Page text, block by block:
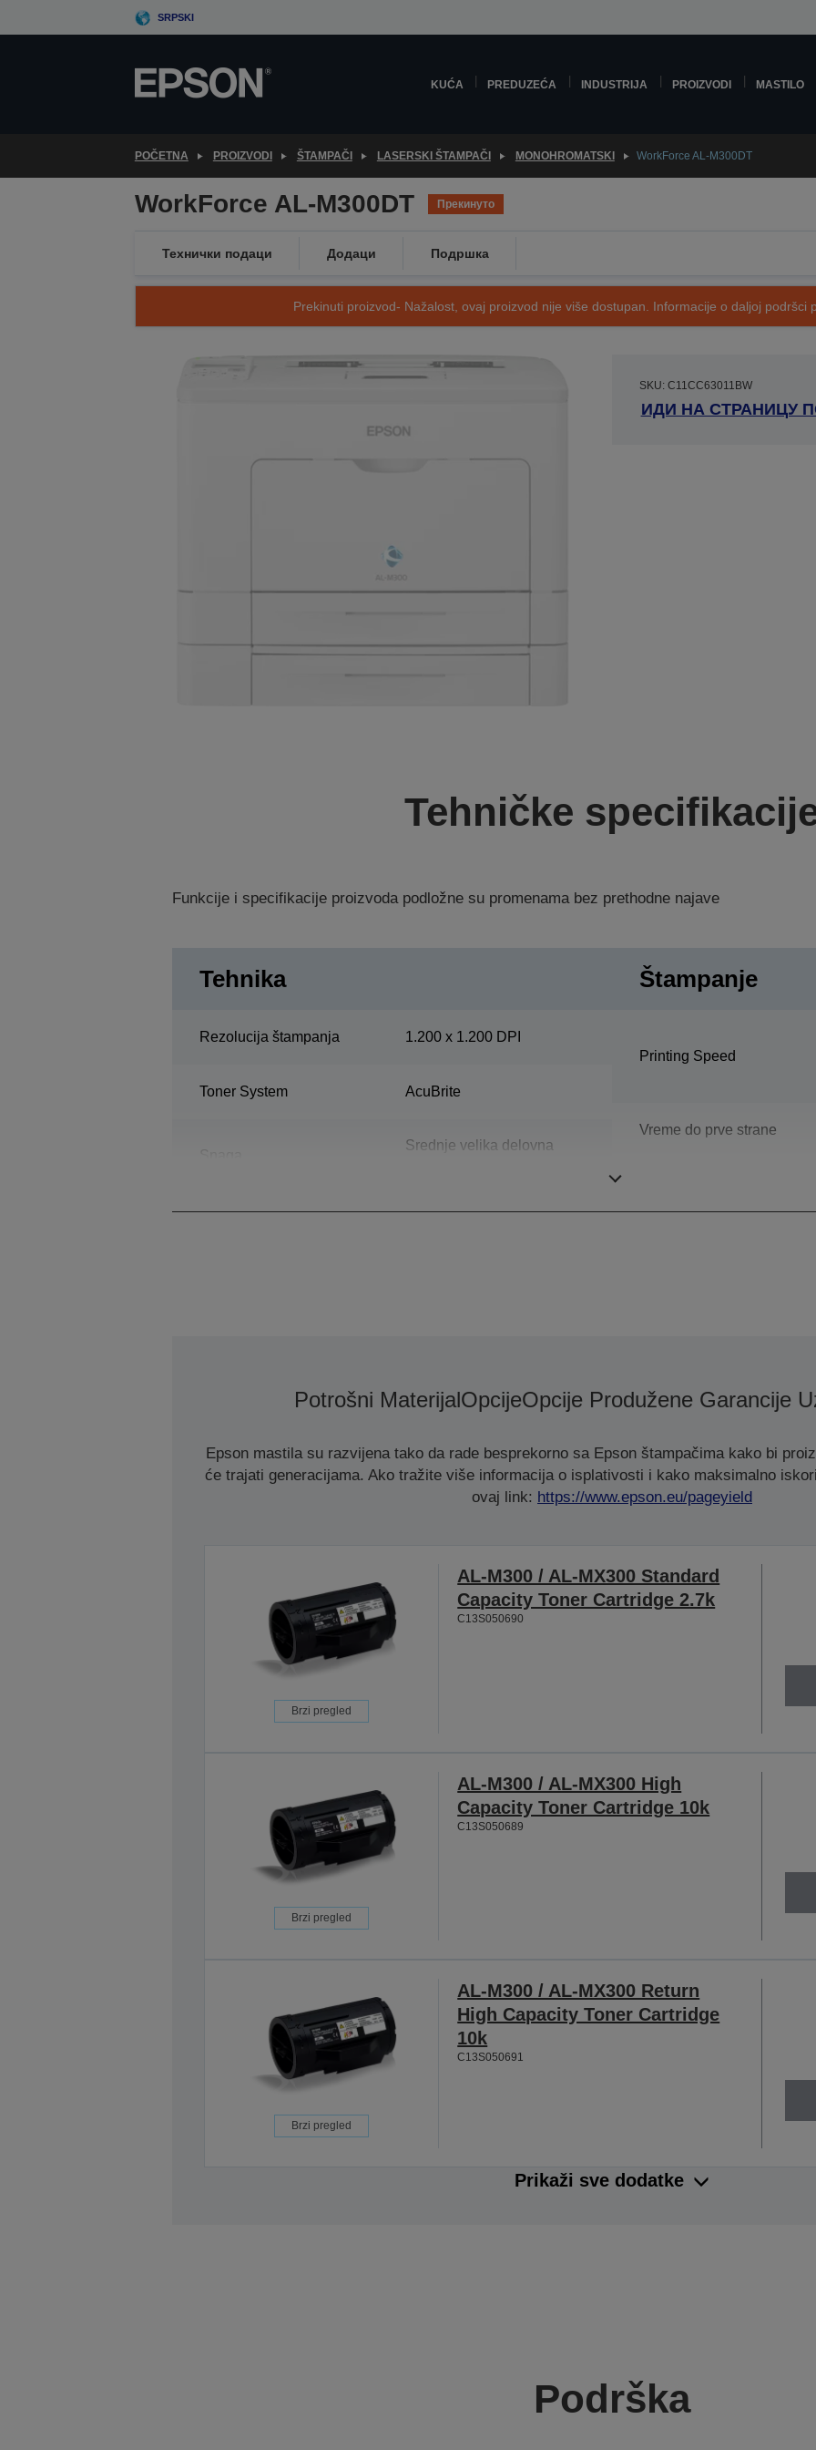
to
SRPSKI
KUĆA PREDUZEĆA INDUSTRIJA PROIZVODI MASTILO
POČETNA PROIZVODI ŠTAMPAČI LASERSKI ŠTAMPAČI MONOHROMATSKI WorkForce AL-M300DT
WorkForce AL-M300DT Прекинуто
Технички подаци Додаци Подршка
Prekinuti proizvod- Nažalost, ovaj proizvod nije više dostupan. Informacije o daljoj podršci
SKU: C11CC63011BW
ИДИ НА СТРАНИЦУ
Tehničke
Funkcije i specifikacije proizvoda podložne su promenama bez prethodne najave
Tehnika
Rezolucija štampanja 1.200 x 1.200 DPI
Toner System AcuBrite
Srednje velika delovna
Štampanje
Printing Speed
Vreme do prve strane
Potrošni MaterijalOpcijeOpcije Produžene Garancije
Epson mastila su razvijena tako da rade besprekorno sa Epson štampačima kako bi
će trajati generacijama. Ako tražite više informacija o isplativosti i kako maksimalno
ovaj link: https://www.epson.eu/pageyield
Brzi pregled
AL-M300 / AL-MX300 Standard
Capacity Toner Cartridge 2.7k
C13S050690
Brzi pregled
AL-M300 / AL-MX300 High
Capacity Toner Cartridge 10k
C13S050689
Brzi pregled
AL-M300 / AL-MX300 Return
High Capacity Toner Cartridge
10k
C13S050691
Prikaži sve dodatke
Podrška